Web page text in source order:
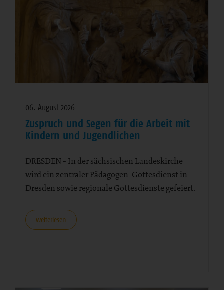
Zuspruch und Segen für die Arbeit mit
Kindern und Jugendlichen
DRESDEN - In der sächsischen Landeskirche
wird ein zentraler Pädagogen-Gottesdienst in
Dresden sowie regionale Gottesdienste gefeiert.
weiterlesen